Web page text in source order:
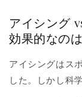
アイシング
効果的なの
アイシングはス
した。しかし科